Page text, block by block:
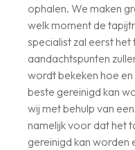
ophalen. We maken
welk moment de
specialist zal eerst
aandachtspunten
wordt bekeken hoe
beste gereinigd kan
wij met behulp van
namelijk voor dat het
gereinigd kan worden